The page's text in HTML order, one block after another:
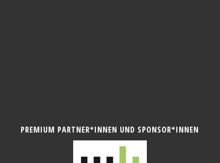
PREMIUM PARTNER*INNEN UND SPONSOR*INNEN